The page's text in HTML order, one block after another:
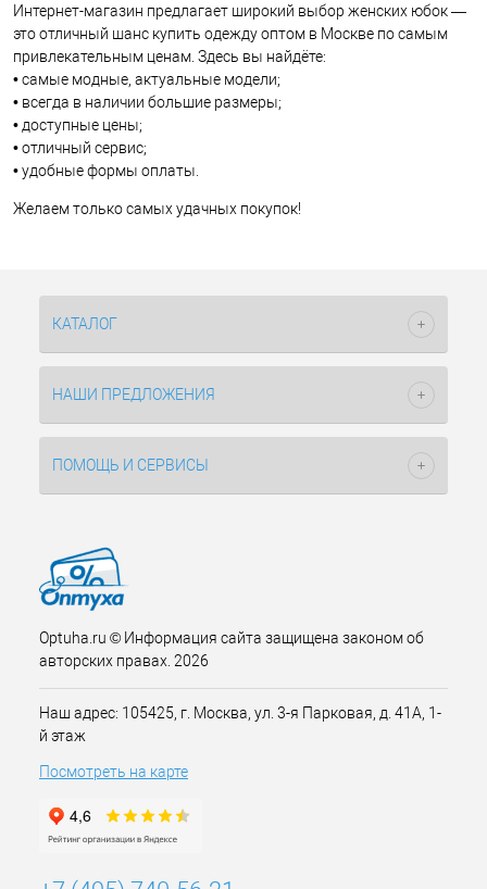
Интернет-магазин предлагает широкий выбор женских юбок —
это отличный шанс купить одежду оптом в Москве по самым
привлекательным ценам. Здесь вы найдёте:
• самые модные, актуальные модели;
• всегда в наличии большие размеры;
• доступные цены;
• отличный сервис;
• удобные формы оплаты.
Желаем только самых удачных покупок!
КАТАЛОГ
НАШИ ПРЕДЛОЖЕНИЯ
ПОМОЩЬ И СЕРВИСЫ
Optuha.ru © Информация сайта защищена законом об
авторских правах. 2026
Наш адрес: 105425, г. Москва, ул. 3-я Парковая, д. 41А, 1-
й этаж
Посмотреть на карте